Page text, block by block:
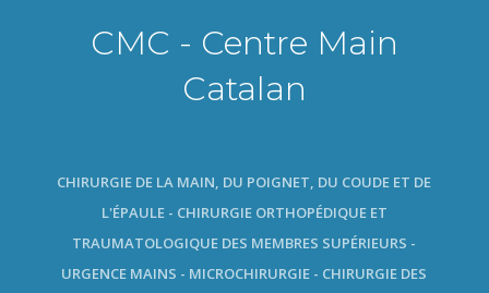
CMC - Centre Main
Catalan
CHIRURGIE DE LA MAIN, DU POIGNET, DU COUDE ET DE
L'ÉPAULE - CHIRURGIE ORTHOPÉDIQUE ET
TRAUMATOLOGIQUE DES MEMBRES SUPÉRIEURS -
URGENCE MAINS - MICROCHIRURGIE - CHIRURGIE DES